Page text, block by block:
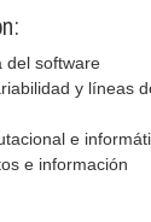
del software
y líneas
e
e información